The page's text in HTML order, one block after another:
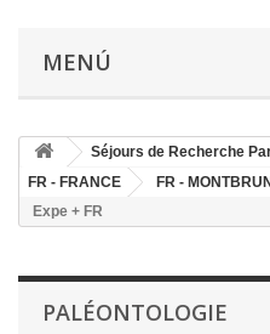
MENÚ
Séjours de Recherche
FR - FRANCE
FR - MONTBRUN
Expe + FR
PALÉONTOLOGIE